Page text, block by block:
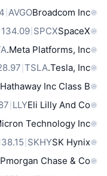
Broadcom Inc
AVGO
SpaceX
SPCX
‏134.09 US$
Meta Platforms, Inc.
Tesla, Inc.
TSLA
Inc Class B
Eli Lilly And Co
LLY
Technology Inc
SK Hynix
SKHY
Chase & Co